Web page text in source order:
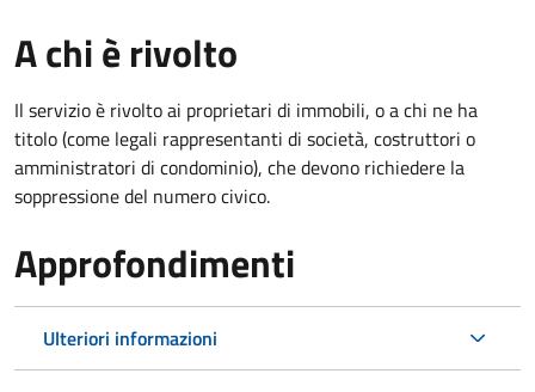
A chi è rivolto
Il servizio è rivolto ai proprietari di immobili, o a chi ne ha
titolo (come legali rappresentanti di società, costruttori o
amministratori di condominio), che devono richiedere la
soppressione del numero civico.
Approfondimenti
Ulteriori informazioni